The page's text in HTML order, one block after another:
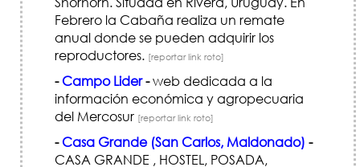
Febrero la Cabaña realiza un remate
anual donde se pueden adquirir los
reproductores. [reportar link roto]
-Campo Lider-web dedicada a la
información económica y agropecuaria
del Mercosur [reportar link roto]
-Casa Grande (San Carlos, Maldonado) -
CASA GRANDE , HOSTEL, POSADA,